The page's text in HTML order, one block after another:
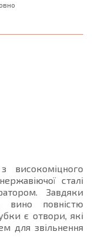
високоміцного
сталі
Завдяки
вино повністю
є отвори, які
для звільнення